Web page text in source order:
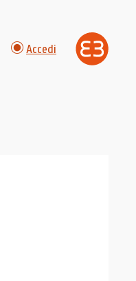
Accedi